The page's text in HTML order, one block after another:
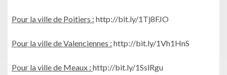
Pour la ville de Poitiers : http://bit.ly/1Tj8FJO
Pour la ville de Valenciennes : http://bit.ly/1Vh1HnS
Pour la ville de Meaux : http://bit.ly/1SslRgu